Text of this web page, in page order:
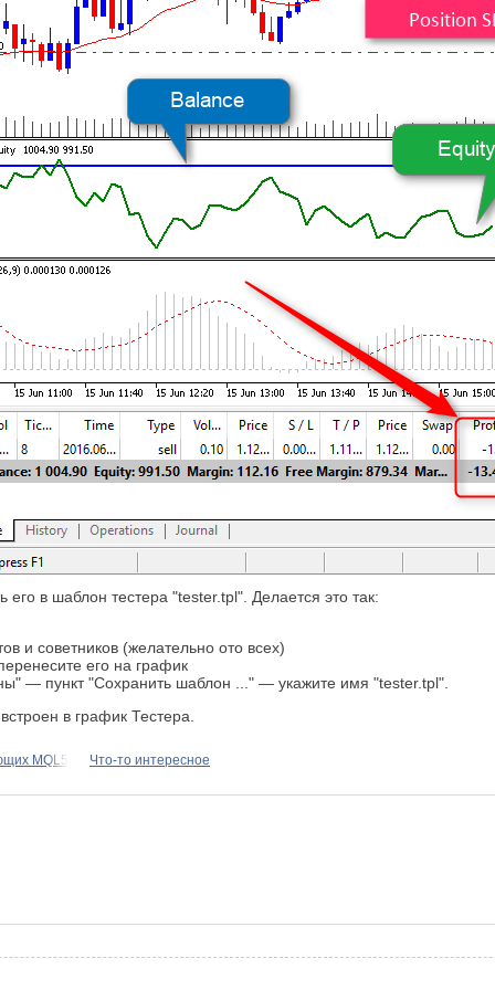
в шаблон тестера "tester.tpl". Делается это так:
и советников (желательно ото всех)
его на график
— пункт "Сохранить шаблон ..." — укажите имя "tester.tpl".
в график Тестера.
MQL5 Что-то интересное